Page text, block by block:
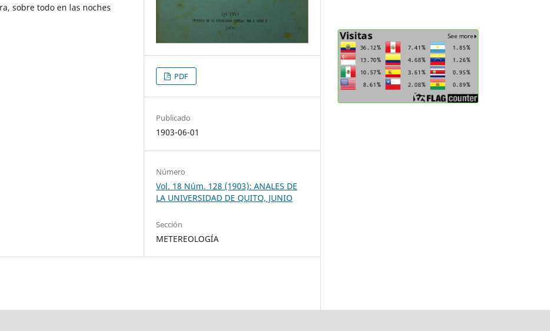
sobre todo en las noches
PDF
Publicado
1903-06-01
Número
Vol. 18 Núm. 128 (1903): ANALES DE
LA UNIVERSIDAD DE QUITO, JUNIO
Sección
METEREOLOGÍA